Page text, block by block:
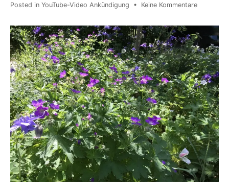
Posted in YouTube-Video Ankündigung • Keine Kommentare